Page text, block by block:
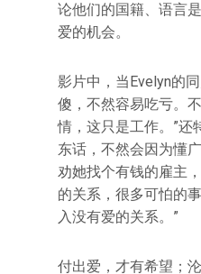
论他们的国籍、语言
爱的机会。
影片中，当Evelyn的
傻，不然容易吃亏。
情，这只是工作。”还
东话，不然会因为懂
劝她找个有钱的雇主
的关系，很多可怕的
入没有爱的关系。”
付出爱，才有希望；